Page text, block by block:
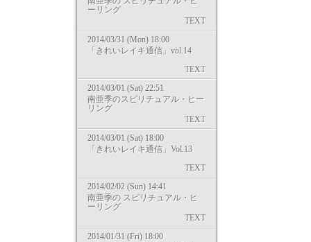
ーリング
TEXT
2014/03/31 (Mon) 18:00
「きれいレイキ通信」vol.14
TEXT
2014/03/01 (Sat) 22:51
南亜季のスピリチュアル・ヒー
リング
TEXT
2014/03/01 (Sat) 18:00
「きれいレイキ通信」Vol.13
TEXT
2014/02/02 (Sun) 14:41
南亜季の スピリチュアル・ヒ
ーリング
TEXT
2014/01/31 (Fri) 18:00